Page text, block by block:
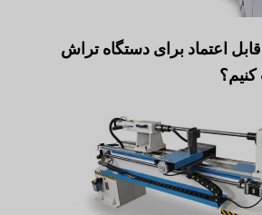
اعتماد برای دستگاه تراش